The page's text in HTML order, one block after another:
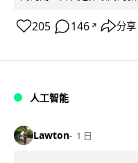
205 146 ↗ 分享
人工智能
Lawton 1 日